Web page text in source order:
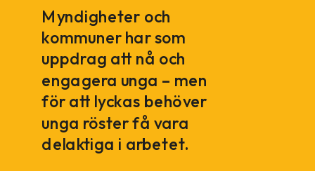
Myndigheter och
kommuner har som
uppdrag att nå och
engagera unga – men
för att lyckas behöver
unga röster få vara
delaktiga i arbetet.